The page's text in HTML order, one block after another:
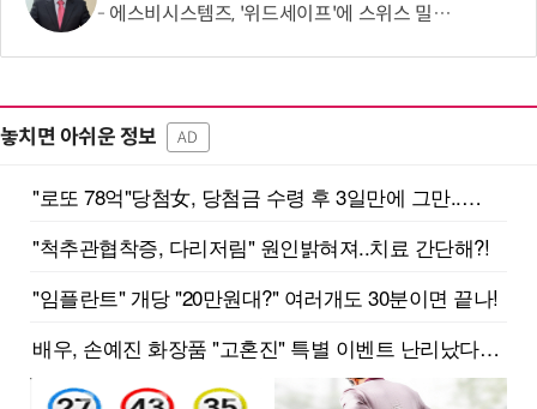
에스비시스템즈, '위드세이프'에 스위스 밀리터리 아이스조끼 연계… 혹서기 온열질환 예방 강화
놓치면 아쉬운 정보 AD